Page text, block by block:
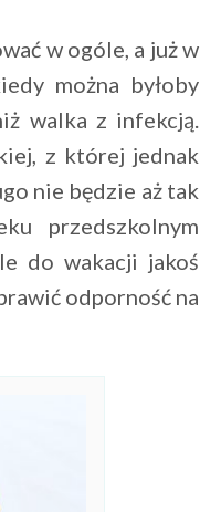
w ogóle, a już w
można byłoby
walka z infekcją.
z której jednak
nie będzie aż tak
przedszkolnym
do wakacji jakoś
odporność na